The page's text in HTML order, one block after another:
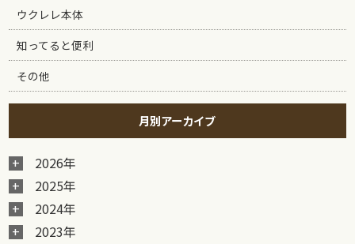
ウクレレ本体
知ってると便利
その他
月別アーカイブ
2026年
2025年
2024年
2023年